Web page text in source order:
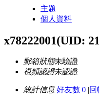
主題
個人資料
x78222001(UID:
郵箱狀態未驗證
視頻認證未認證
統計信息 好友數 0 |回